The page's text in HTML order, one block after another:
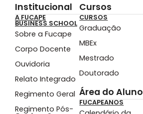
Institucional
A FUCAPE
BUSINESS SCHOOL
Sobre a Fucape
Corpo Docente
Ouvidoria
Relato Integrado
Regimento Geral
Regimento Pós-
Cursos
CURSOS
Graduação
MBEx
Mestrado
Doutorado
Área do Aluno
FUCAPEANOS